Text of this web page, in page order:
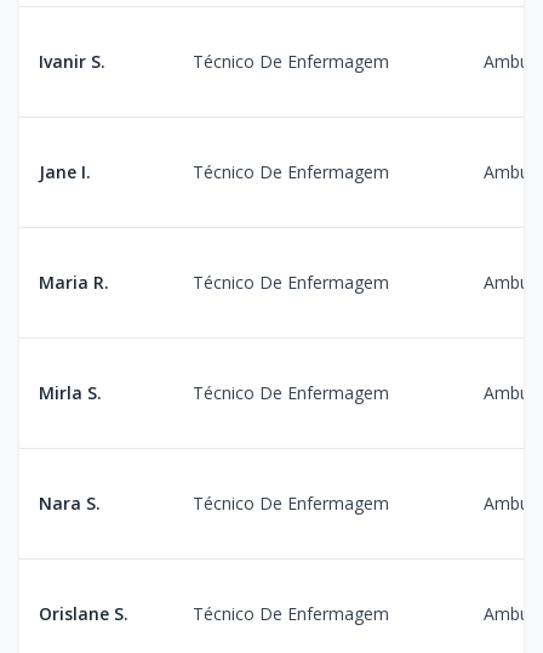
Ivanir S. Técnico De Enfermagem
Jane I. Técnico De Enfermagem
Maria R. Técnico De Enfermagem
Mirla S. Técnico De Enfermagem
Nara S. Técnico De Enfermagem
Orislane S. Técnico De Enfermagem